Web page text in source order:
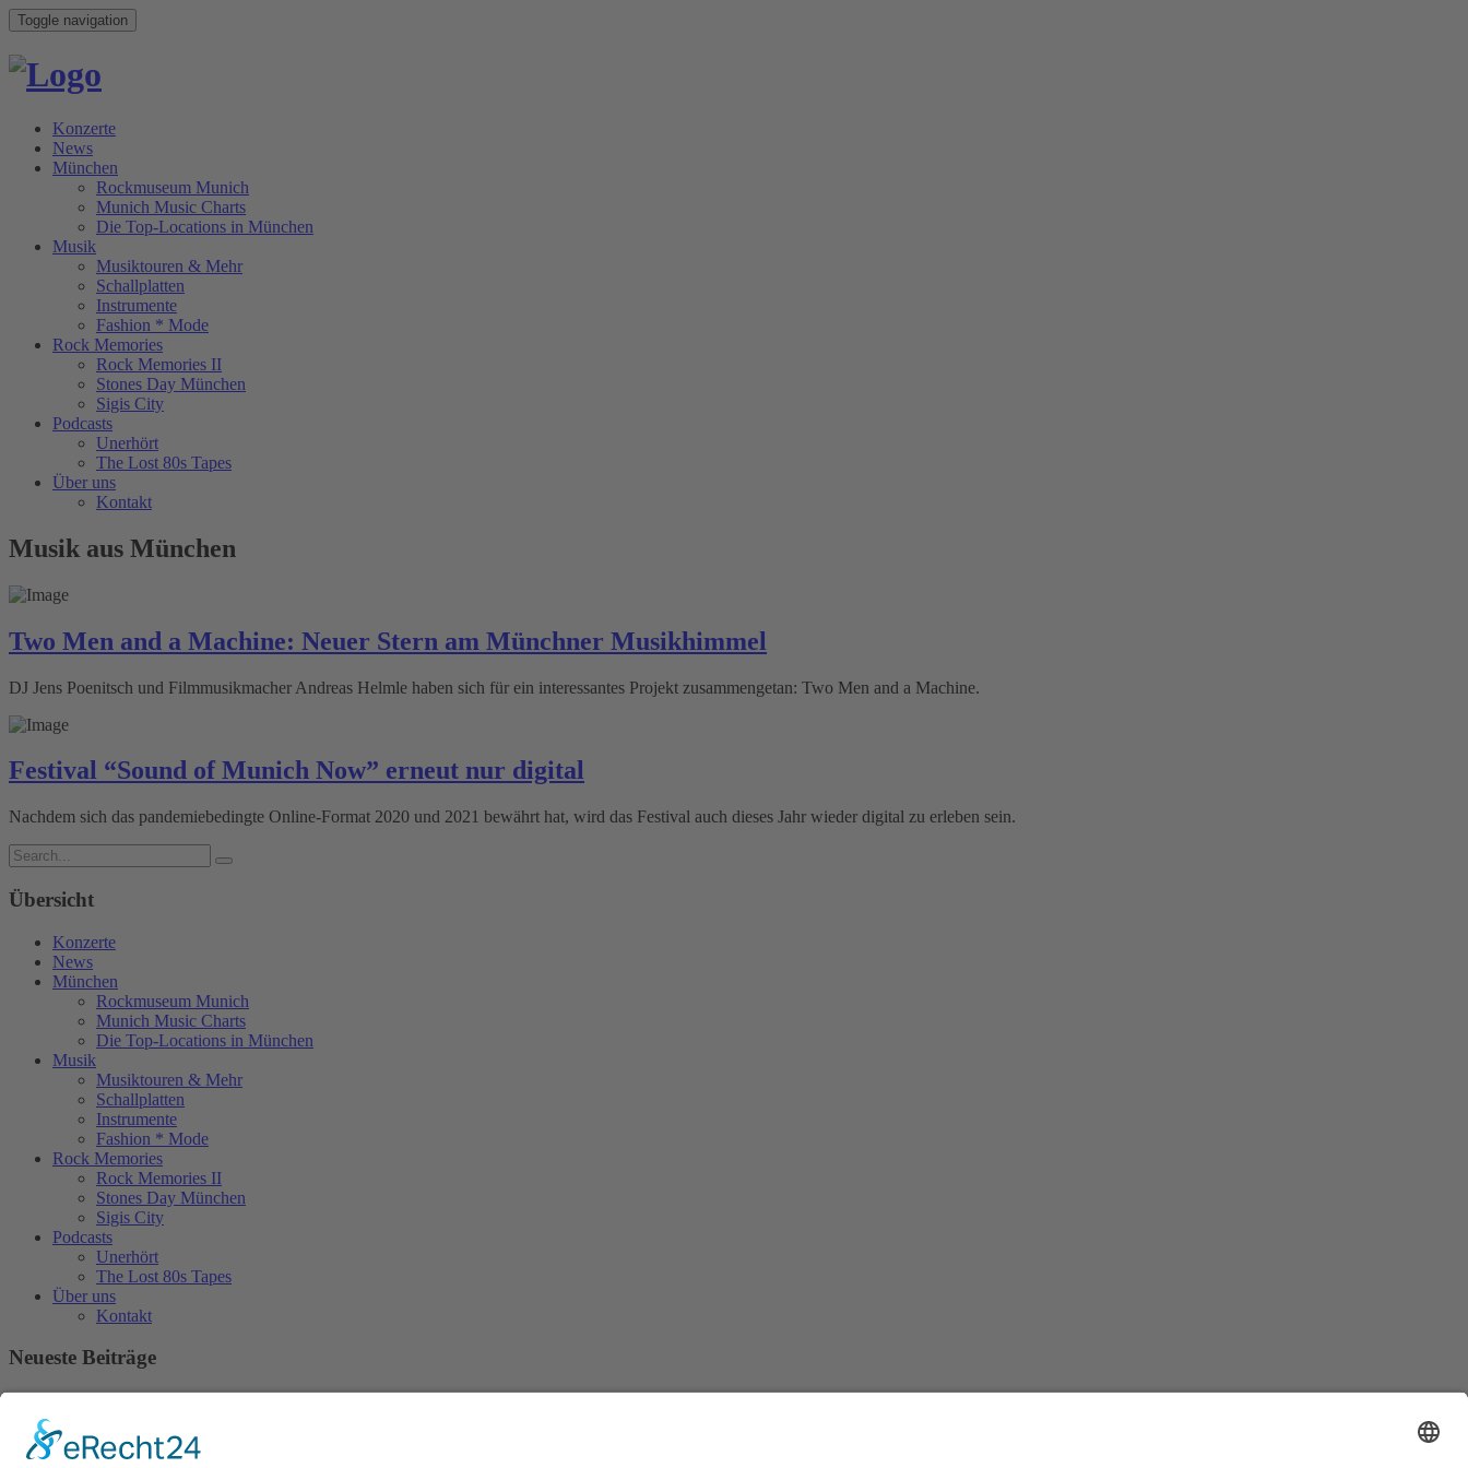
Toggle navigation
Konzerte
News
München
Rockmuseum Munich
Munich Music Charts
Die Top-Locations in München
Musik
Musiktouren & Mehr
Schallplatten
Instrumente
Fashion * Mode
Rock Memories
Rock Memories II
Stones Day München
Sigis City
Podcasts
Unerhört
The Lost 80s Tapes
Über uns
Kontakt
Musik aus München
Two Men and a Machine: Neuer Stern am Münchner Musikhimmel
DJ Jens Poenitsch und Filmmusikmacher Andreas Helmle haben sich für ein interessantes Projekt zusammengetan: Two Men and a Machine.
Festival “Sound of Munich Now” erneut nur digital
Nachdem sich das pandemiebedingte Online-Format 2020 und 2021 bewährt hat, wird das Festival auch dieses Jahr wieder digital zu erleben sein.
Übersicht
Konzerte
News
München
Rockmuseum Munich
Munich Music Charts
Die Top-Locations in München
Musik
Musiktouren & Mehr
Schallplatten
Instrumente
Fashion * Mode
Rock Memories
Rock Memories II
Stones Day München
Sigis City
Podcasts
Unerhört
The Lost 80s Tapes
Über uns
Kontakt
Neueste Beiträge
Münchner Open Air Sommer: Konzerte in der Residenz
Kulturfestival Gräfelfing – 4 Tage Musik & Gemeinschaft